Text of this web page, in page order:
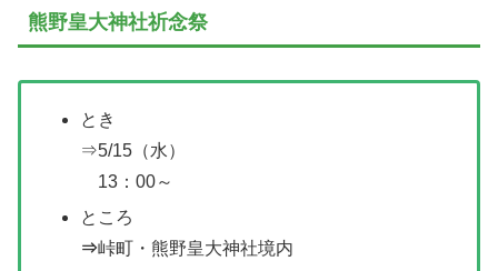
熊野皇大神社祈念祭
とき
⇒5/15（水）
13：00～
ところ
⇒峠町・熊野皇大神社境内